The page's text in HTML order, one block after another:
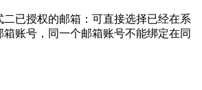
已授权的邮箱：可直接选择已经在系
账号，同一个邮箱账号不能绑定在同